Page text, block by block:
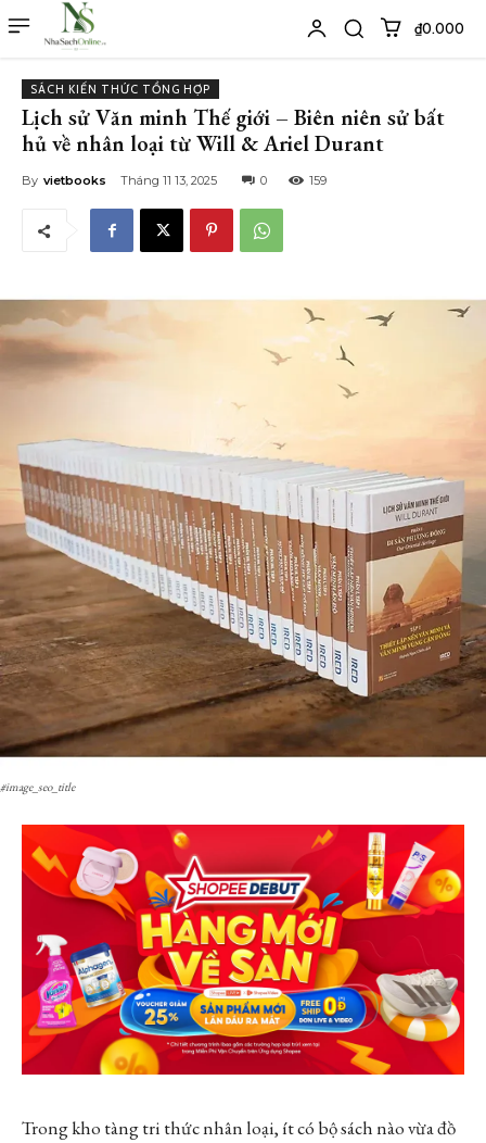
₫0.000
SÁCH KIẾN THỨC TỔNG HỢP
Lịch sử Văn minh Thế giới – Biên niên sử bất
hủ về nhân loại từ Will & Ariel Durant
By vietbooks Tháng 11 13, 2025 0 159
#image_seo_title
Trong kho tàng tri thức nhân loại, ít có bộ sách nào vừa đồ